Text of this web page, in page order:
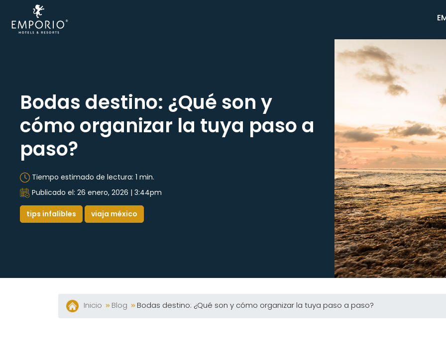
CDMX
Ixtapa
Mazatlán
Veracruz
Zacatecas
Samba
Vallarta
Bodas destino: ¿Qué son y
cómo organizar la tuya paso a
paso?
Tiempo estimado de lectura: 1 min.
Publicado el: 26 enero, 2026 | 3:44pm
tips infalibles viaja méxico
Inicio Blog Bodas destino: ¿Qué son y cómo organizar la tuya paso a paso?